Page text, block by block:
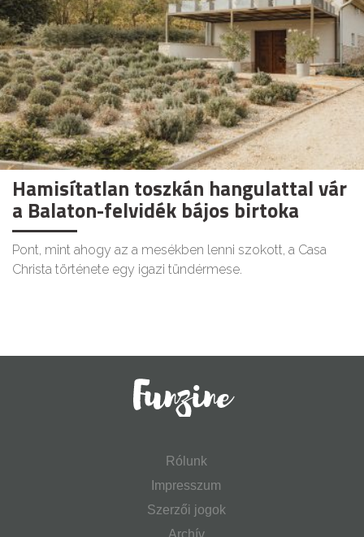
Hamisítatlan toszkán hangulattal vár
a Balaton-felvidék bájos birtoka
Pont, mint ahogy az a mesékben lenni szokott, a Casa
Christa története egy igazi tündérmese.
Rólunk
Impresszum
Szerzői jogok
Archív